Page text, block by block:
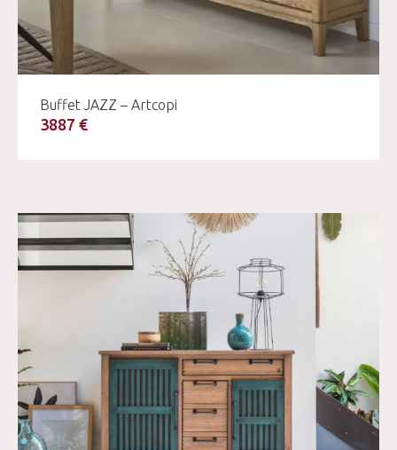
Buffet JAZZ – Artcopi
3887 €